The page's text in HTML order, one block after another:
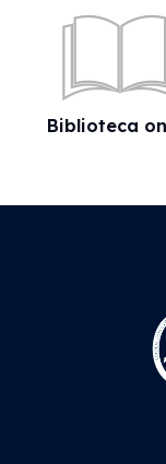
Biblioteca